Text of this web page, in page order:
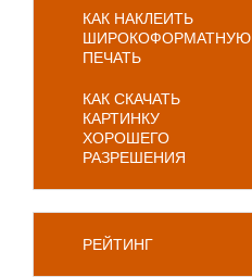
КАК НАКЛЕИТЬ
ШИРОКОФОРМАТНУЮ
ПЕЧАТЬ
КАК СКАЧАТЬ
КАРТИНКУ
ХОРОШЕГО
РАЗРЕШЕНИЯ
РЕЙТИНГ